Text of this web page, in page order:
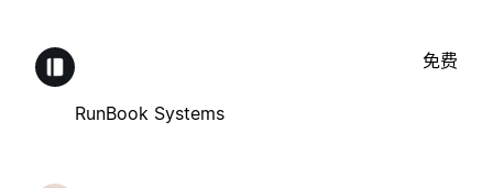
RunBook Systems
免费